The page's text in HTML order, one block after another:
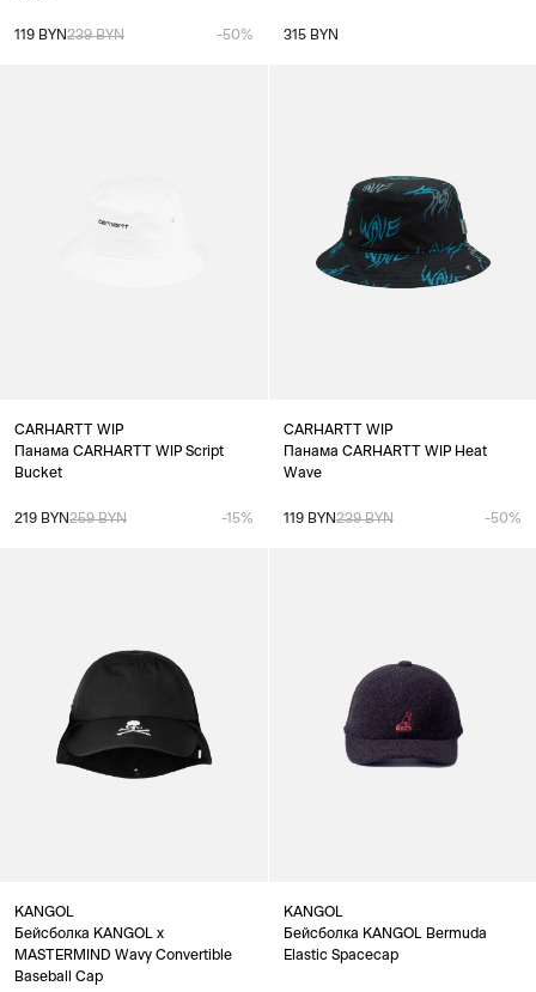
119 BYN239 BYN -50% 315 BYN
CARHARTT WIP
Панама CARHARTT WIP Script
Bucket
219 BYN259 BYN -15%
CARHARTT WIP
Панама CARHARTT WIP Heat
Wave
119 BYN239 BYN -50%
KANGOL
Бейсболка KANGOL x
MASTERMIND Wavy Convertible
Baseball Cap
KANGOL
Бейсболка KANGOL Bermuda
Elastic Spacecap